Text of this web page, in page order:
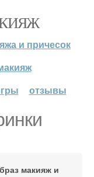
и причесок
отзывы
макияж и